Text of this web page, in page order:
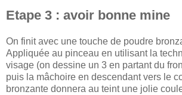
Etape 3 : avoir bonne mine
On finit avec une touche de poudre
Appliquée au pinceau en utilisant la
visage (on dessine un 3 en partant du
puis la mâchoire en descendant vers le
bronzante donnera au teint une jolie